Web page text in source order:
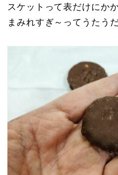
スケットって表だけにか
まみれすぎ～ってうたう